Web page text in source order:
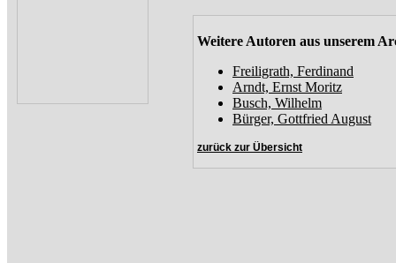
Weitere Autoren aus unserem
Freiligrath, Ferdinand
Arndt, Ernst Moritz
Busch, Wilhelm
Bürger, Gottfried August
zurück zur Übersicht